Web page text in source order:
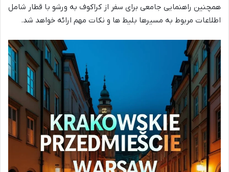
همچنین راهنمایی جامعی برای سفر از کراکوف به ورشو با قطار شامل
اطلاعات مربوط به مسیرها بلیط ها و نکات مهم ارائه خواهد شد.